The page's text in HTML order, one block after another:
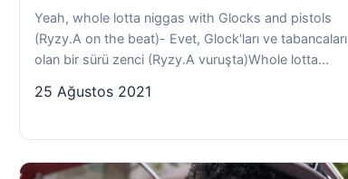
Yeah, whole lotta niggas with Glocks and pistols
(Ryzy.A on the beat)- Evet, Glock'ları ve tabancaları
olan bir sürü zenci (Ryzy.A vuruşta)Whole lotta...
25 Ağustos 2021